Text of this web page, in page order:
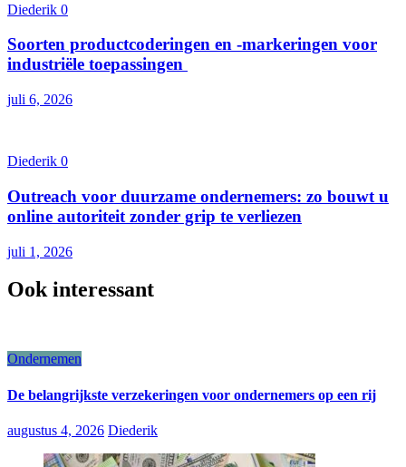
Diederik 0
Soorten productcoderingen en -markeringen voor
industriële toepassingen
juli 6, 2026
Diederik 0
Outreach voor duurzame ondernemers: zo bouwt u
online autoriteit zonder grip te verliezen
juli 1, 2026
Ook interessant
Ondernemen
De belangrijkste verzekeringen voor ondernemers op een rij
augustus 4, 2026 Diederik